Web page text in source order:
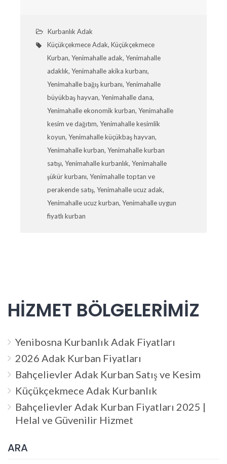
Kurbanlık Adak
Küçükçekmece Adak, Küçükçekmece
Kurban, Yenimahalle adak, Yenimahalle
adaklık, Yenimahalle akika kurbanı,
Yenimahalle bağış kurbanı, Yenimahalle
büyükbaş hayvan, Yenimahalle dana,
Yenimahalle ekonomik kurban, Yenimahalle
kesim ve dağıtım, Yenimahalle kesimlik
koyun, Yenimahalle küçükbaş hayvan,
Yenimahalle kurban, Yenimahalle kurban
satışı, Yenimahalle kurbanlık, Yenimahalle
şükür kurbanı, Yenimahalle toptan ve
perakende satış, Yenimahalle ucuz adak,
Yenimahalle ucuz kurban, Yenimahalle uygun
fiyatlı kurban
HİZMET BÖLGELERİMİZ
Yenibosna Kurbanlık Adak Fiyatları
2026 Adak Kurban Fiyatları
Bahçelievler Adak Kurban Satış ve Kesim
Küçükçekmece Adak Kurbanlık
Bahçelievler Adak Kurban Fiyatları 2025 |
Helal ve Güvenilir Hizmet
ARA